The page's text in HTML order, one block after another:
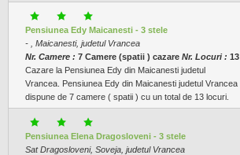
Pensiunea Edy Maicanesti - 3 stele
- , Maicanesti, judetul Vrancea
Nr. Camere : 7 Camere (spatii ) cazare Nr. Locuri : 13
Cazare la Pensiunea Edy din Maicanesti judetul
Vrancea. Pensiunea Edy din Maicanesti judetul Vrancea
dispune de 7 camere ( spatii ) cu un total de 13 locuri.
Pensiunea Elena Dragosloveni - 3 stele
Sat Dragosloveni, Soveja, judetul Vrancea